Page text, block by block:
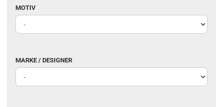
MOTIV
MOTIV
MARKE
/
DESIGNER
MARKE / DESIGNER